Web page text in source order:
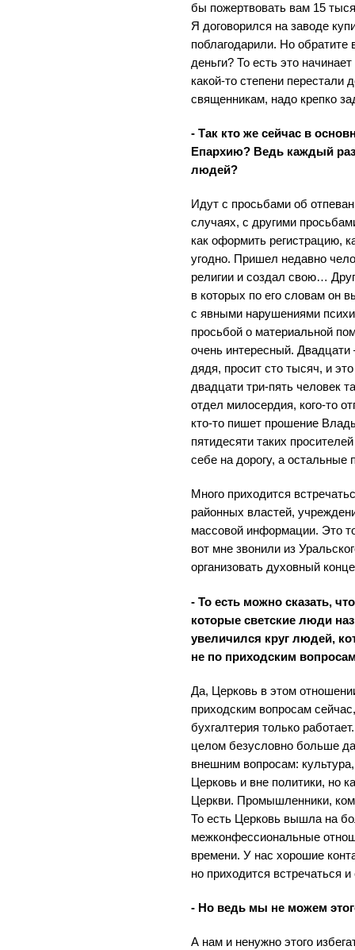
бы пожертвовать вам 15
Я договорился на заводе
поблагодарили. Но обратите
деньги? То есть это
какой-то степени перестали
священникам, надо крепко
- Так кто же сейчас в
Епархию? Ведь каждый
людей?
Идут с просьбами об
случаях, с другими
как оформить регистрацию,
угодно. Пришел недавно
религии и создал свою…
в которых по его словам он
с явными нарушениями
просьбой о материальной
очень интересный.
дядя, просит сто тысяч, и
двадцати три-пять человек
отдел милосердия, кого-то
кто-то пишет прошение
пятидесяти таких
себе на дорогу, а остальные
Много приходится
районных властей,
массовой информации. Это
вот мне звонили из
организовать духовный
- То есть можно сказать,
которые светские люди
увеличился круг людей,
не по приходским
Да, Церковь в этом
приходским вопросам
бухгалтерия только
целом безусловно больше
внешним вопросам:
Церковь и вне политики, но
Церкви. Промышленники,
То есть Церковь вышла на
межконфессиональные
времени. У нас хорошие
но приходится встречаться
- Но ведь мы не можем
А нам и ненужно этого